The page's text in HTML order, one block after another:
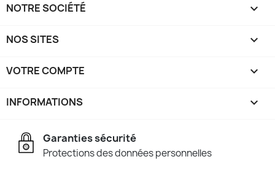
NOTRE SOCIÉTÉ 
NOS SITES 
VOTRE COMPTE 
INFORMATIONS keyboard_arrow_down
Garanties sécurité
Protections des données personnelles